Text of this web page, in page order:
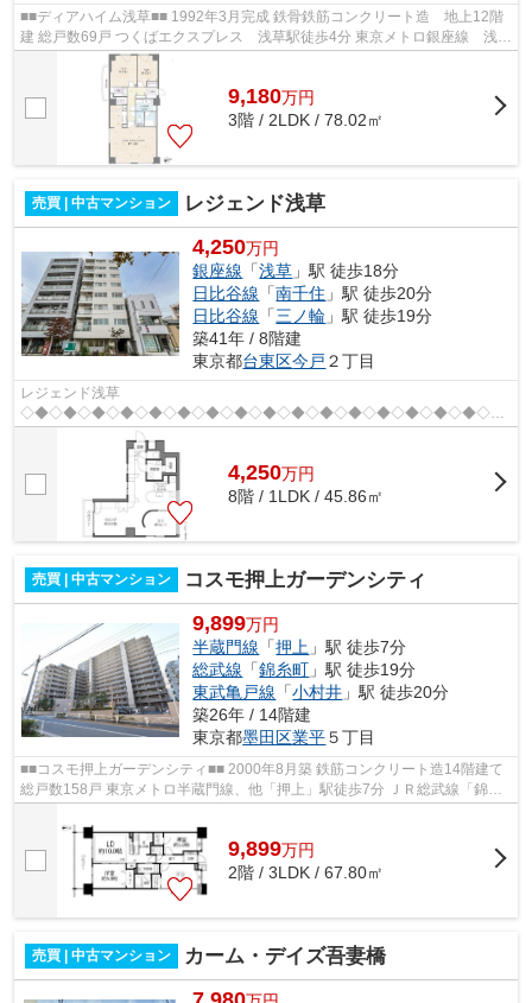
■■ディアハイム浅草■■ 1992年3月完成 鉄骨鉄筋コンクリート造 地上12階
建 総戸数69戸 つくばエクスプレス 浅草駅徒歩4分 東京メトロ銀座線 浅草
駅徒歩12分 2023年大規模修繕工事...
9,180万円
3階 / 2LDK / 78.02㎡
売買 | 中古マンション レジェンド浅草
4,250万円
銀座線 「浅草 」駅 徒歩18分
日比谷線 「南千住 」駅 徒歩20分
日比谷線 「三ノ輪 」駅 徒歩19分
築41年 / 8階建
東京都台東区今戸 ２丁目
レジェンド浅草
◇◆◇◆◇◆◇◆◇◆◇◆◇◆◇◆◇◆◇◆◇◆◇◆◇◆◇◆◇◆◇◆◇◆
昭和 59 年 12 月築 総戸数 23 戸 鉄骨鉄筋コンクリート・鉄筋コンクリート
地上8 階建 東武伊勢崎線 「浅草」駅 徒歩 18分 ...
4,250万円
8階 / 1LDK / 45.86㎡
売買 | 中古マンション コスモ押上ガーデンシティ
9,899万円
半蔵門線 「押上 」駅 徒歩7分
総武線 「錦糸町 」駅 徒歩19分
東武亀戸線 「小村井 」駅 徒歩20分
築26年 / 14階建
東京都墨田区業平５丁目
■■コスモ押上ガーデンシティ■■ 2000年8月築 鉄筋コンクリート造14階建て
総戸数158戸 東京メトロ半蔵門線、他「押上」駅徒歩7分 ＪＲ総武線「錦糸
町」駅徒歩19分 オートロック 宅配...
9,899万円
2階 / 3LDK / 67.80㎡
売買 | 中古マンション カーム・デイズ吾妻橋